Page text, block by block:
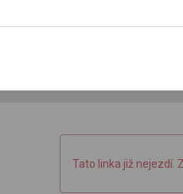
Tato linka již nejezdí.